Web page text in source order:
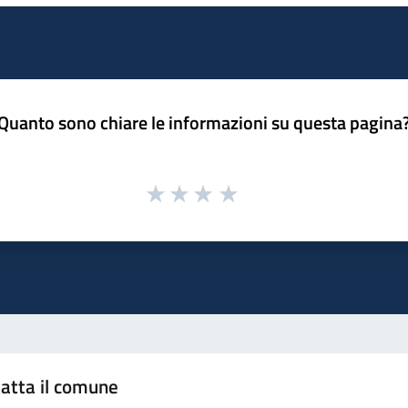
sono chiare le informazioni su questa
il comune